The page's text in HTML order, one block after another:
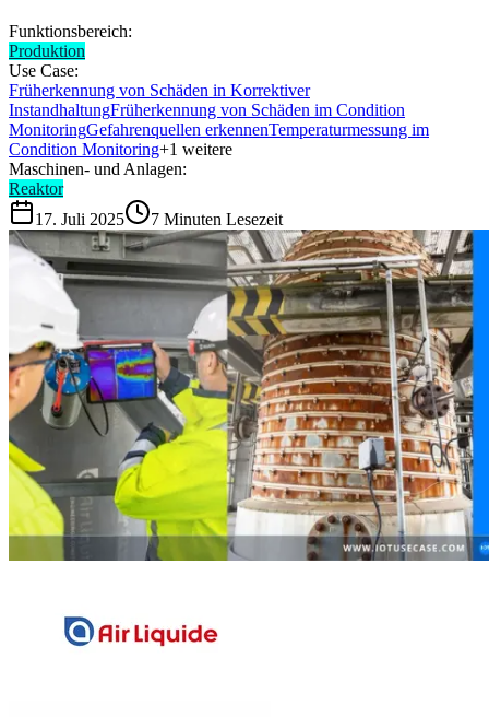
Funktionsbereich:
Produktion
Use Case:
Früherkennung von Schäden in Korrektiver
InstandhaltungFrüherkennung von Schäden im Condition
MonitoringGefahrenquellen erkennenTemperaturmessung im
Condition Monitoring+1 weitere
Maschinen- und Anlagen:
Reaktor
17. Juli 2025
7 Minuten Lesezeit